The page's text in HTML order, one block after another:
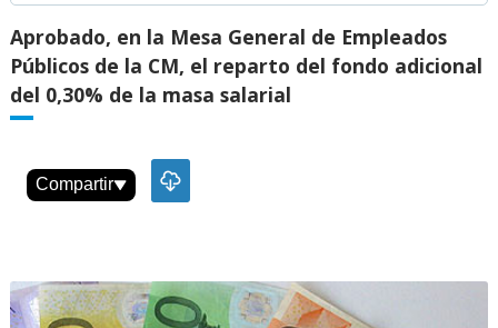
Aprobado, en la Mesa General de Empleados
Públicos de la CM, el reparto del fondo adicional
del 0,30% de la masa salarial
Compartir